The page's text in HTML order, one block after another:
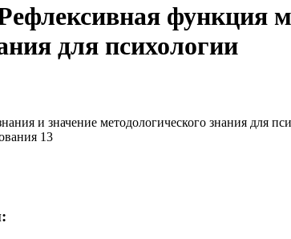
функция
для психологии
и значение методологического знания для
13